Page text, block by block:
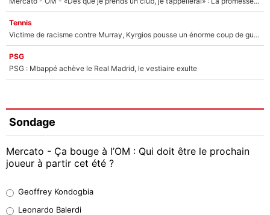
Tennis
Victime de racisme contre Murray, Kyrgios pousse un énorme coup de gueule !
PSG
PSG : Mbappé achève le Real Madrid, le vestiaire exulte
Sondage
Mercato - Ça bouge à l’OM : Qui doit être le prochain
joueur à partir cet été ?
38%
Geoffrey Kondogbia
Leonardo Balerdi